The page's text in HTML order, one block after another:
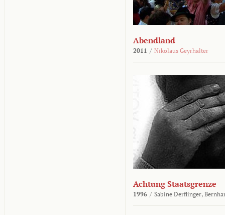
Abendland
2011 / Nikolaus Geyrhalter
Achtung Staatsgrenze
1996 / Sabine Derflinger,